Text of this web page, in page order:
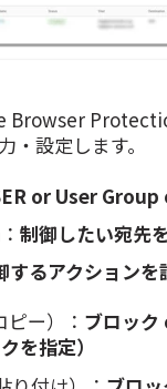
Browser
・設定します。
or User Group
制御したい宛先
するアクションを
ー）： ブロック
を指定）